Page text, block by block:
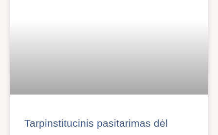
Tarpinstitucinis pasitarimas dėl